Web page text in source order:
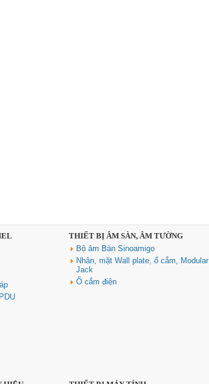
THIẾT BỊ ÂM SÀN, ÂM TƯỜNG
Bộ âm Bàn Sinoamigo
Nhân, mặt Wall plate, ổ cắm, Modular
Jack
Ổ cắm điện